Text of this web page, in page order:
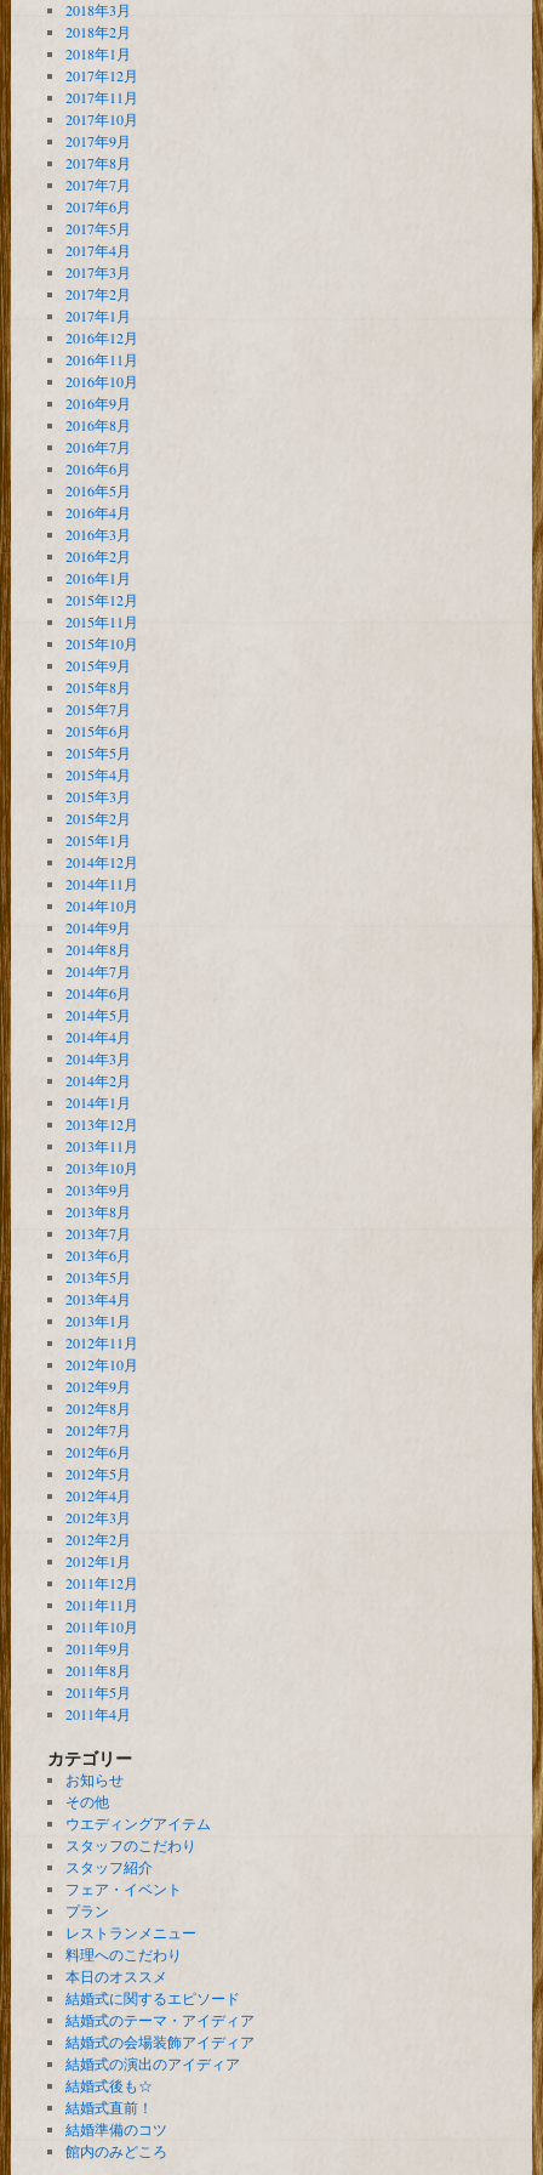
2018年3月
2018年2月
2018年1月
2017年12月
2017年11月
2017年10月
2017年9月
2017年8月
2017年7月
2017年6月
2017年5月
2017年4月
2017年3月
2017年2月
2017年1月
2016年12月
2016年11月
2016年10月
2016年9月
2016年8月
2016年7月
2016年6月
2016年5月
2016年4月
2016年3月
2016年2月
2016年1月
2015年12月
2015年11月
2015年10月
2015年9月
2015年8月
2015年7月
2015年6月
2015年5月
2015年4月
2015年3月
2015年2月
2015年1月
2014年12月
2014年11月
2014年10月
2014年9月
2014年8月
2014年7月
2014年6月
2014年5月
2014年4月
2014年3月
2014年2月
2014年1月
2013年12月
2013年11月
2013年10月
2013年9月
2013年8月
2013年7月
2013年6月
2013年5月
2013年4月
2013年1月
2012年11月
2012年10月
2012年9月
2012年8月
2012年7月
2012年6月
2012年5月
2012年4月
2012年3月
2012年2月
2012年1月
2011年12月
2011年11月
2011年10月
2011年9月
2011年8月
2011年5月
2011年4月
カテゴリー
お知らせ
その他
ウエディングアイテム
スタッフのこだわり
スタッフ紹介
フェア・イベント
プラン
レストランメニュー
料理へのこだわり
本日のオススメ
結婚式に関するエピソード
結婚式のテーマ・アイディア
結婚式の会場装飾アイディア
結婚式の演出のアイディア
結婚式後も☆
結婚式直前！
結婚準備のコツ
館内のみどころ